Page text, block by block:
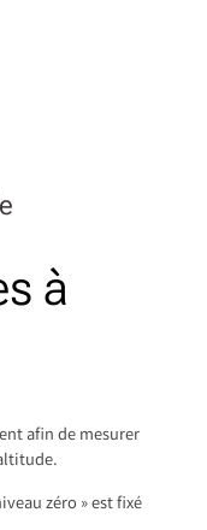
à
afin de mesurer
zéro » est fixé